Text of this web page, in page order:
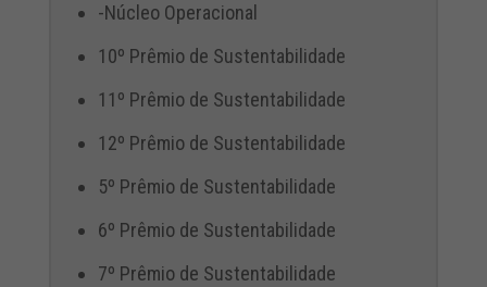
-Núcleo Operacional
10º Prêmio de Sustentabilidade
11º Prêmio de Sustentabilidade
12º Prêmio de Sustentabilidade
5º Prêmio de Sustentabilidade
6º Prêmio de Sustentabilidade
7º Prêmio de Sustentabilidade